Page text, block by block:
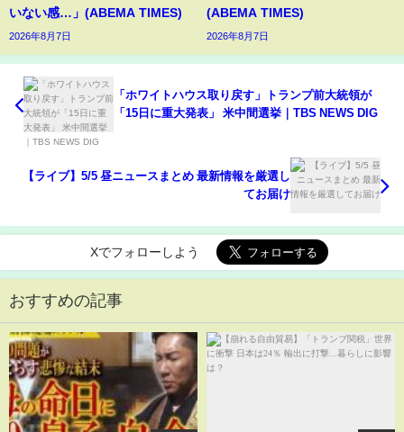
いない感…」(ABEMA TIMES)
2026年8月7日
(ABEMA TIMES)
2026年8月7日
「ホワイトハウス取り戻す」トランプ前大統領が
「15日に重大発表」 米中間選挙｜TBS NEWS DIG
【ライブ】5/5 昼ニュースまとめ 最新情報を厳選し
てお届け
Xでフォローしよう
おすすめの記事